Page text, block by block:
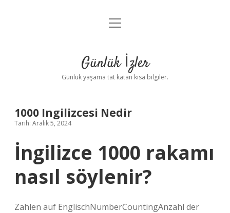
Anasayfa
Yasal Uyarı
menüyü
Günlük İzler
Günlük yaşama tat katan kısa bilgiler.
1000 Ingilizcesi Nedir
Tarih: Aralık 5, 2024
İngilizce 1000 rakamı
nasıl söylenir?
Zahlen auf EnglischNumberCountingAnzahl der